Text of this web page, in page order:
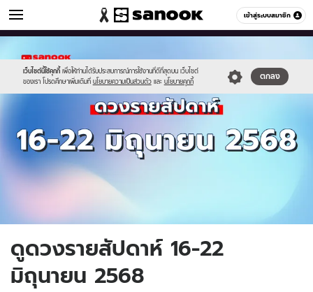
เข้าสู่ระบบสมาชิก
ดูดวง หมวดอื่นๆ
เว็บไซต์นี้ใช้คุกกี้ เพื่อให้ท่านได้รับประสบการณ์การใช้งานที่ดีที่สุดบน เว็บไซต์
ของเรา โปรดศึกษาเพิ่มเติมที่ นโยบายความเป็นส่วนตัว และ นโยบายคุกกี้
ตกลง
new-
sanook.png
week(20).jpg
ดูดวงรายสัปดาห์ 16-22
มิถุนายน 2568